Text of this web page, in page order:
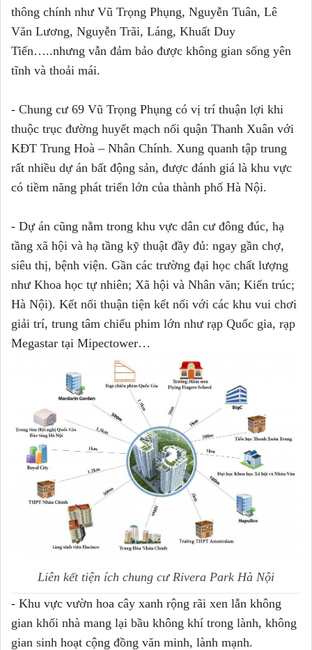
thông chính như Vũ Trọng Phụng, Nguyễn Tuân, Lê
Văn Lương, Nguyễn Trãi, Láng, Khuất Duy
Tiến…..nhưng vẫn đảm bảo được không gian sống yên
tĩnh và thoải mái.
- Chung cư 69 Vũ Trọng Phụng có vị trí thuận lợi khi
thuộc trục đường huyết mạch nối quận Thanh Xuân với
KĐT Trung Hoà – Nhân Chính. Xung quanh tập trung
rất nhiều dự án bất động sản, được đánh giá là khu vực
có tiềm năng phát triển lớn của thành phố Hà Nội.
- Dự án cũng nằm trong khu vực dân cư đông đúc, hạ
tầng xã hội và hạ tầng kỹ thuật đầy đủ: ngay gần chợ,
siêu thị, bệnh viện. Gần các trường đại học chất lượng
như Khoa học tự nhiên; Xã hội và Nhân văn; Kiến trúc;
Hà Nội). Kết nối thuận tiện kết nối với các khu vui chơi
giải trí, trung tâm chiếu phim lớn như rạp Quốc gia, rạp
Megastar tại Mipectower…
Liên kết tiện ích chung cư Rivera Park Hà Nội
- Khu vực vườn hoa cây xanh rộng rãi xen lẫn không
gian khối nhà mang lại bầu không khí trong lành, không
gian sinh hoạt cộng đồng văn minh, lành mạnh.